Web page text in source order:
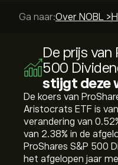
Ga naar:Over NOBL >
De prijs van
500
stijgt deze
De koers van
Aristocrats ETF is
verandering van
van ‎2.38‎% in de
ProShares S&P 500
het afgelopen jaar